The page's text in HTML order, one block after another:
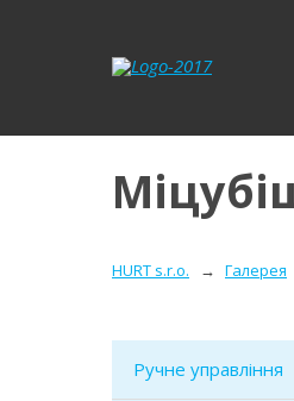
HURT s.r.o. Галерея
Ручне управління